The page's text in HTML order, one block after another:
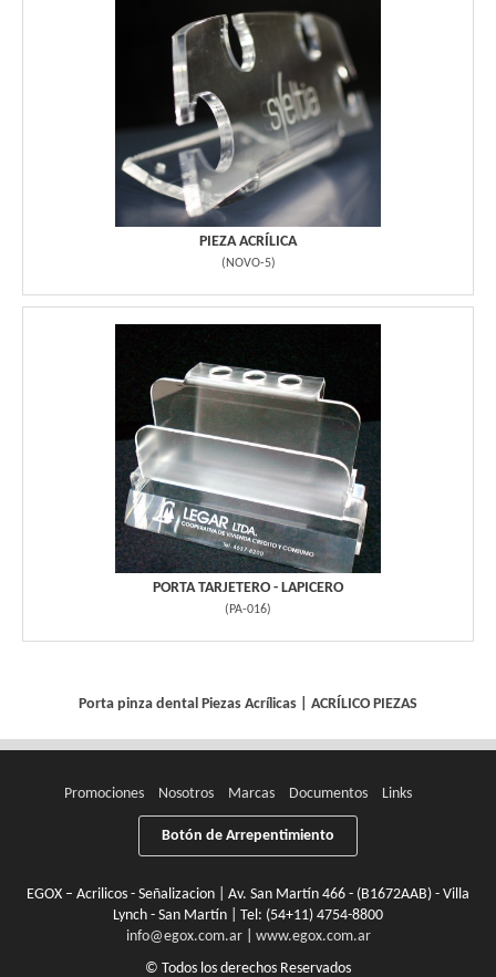
PIEZA ACRÍLICA
(NOVO-5)
PORTA TARJETERO - LAPICERO
( PA-016)
Porta pinza dental Piezas Acrílicas ACRÍLICO PIEZAS
Promociones Nosotros Marcas Documentos Links
Botón de Arrepentimiento
EGOX – Acrilicos - Señalizacion | Av. San Martín 466 - (B1672AAB) - Villa
Lynch - San Martín | Tel: (54+11) 4754-8800
info@egox.com.ar| www.egox.com.ar
© Todos los derechos Reservados